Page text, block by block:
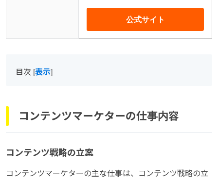
公式サイト
目次 [表示]
コンテンツマーケターの仕事内容
コンテンツ戦略の立案
コンテンツマーケターの主な仕事は、コンテンツ戦略の立